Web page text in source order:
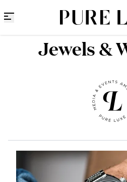
Jewels &